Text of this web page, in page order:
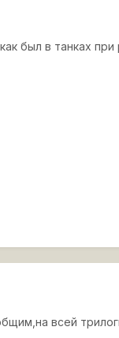
был в танках
всей